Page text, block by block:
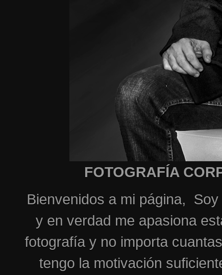
FOTOGRAFÍA
Bienvenidos a mi página,
y en verdad me apasiona
fotografía y no importa
tengo la motivación